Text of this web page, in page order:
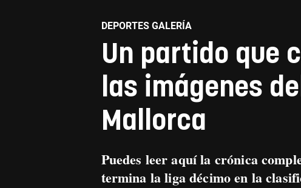
DEPORTES GALERÍA
Un partido que
las imágenes
Mallorca
Puedes leer aquí la crónica
termina la liga décimo en la